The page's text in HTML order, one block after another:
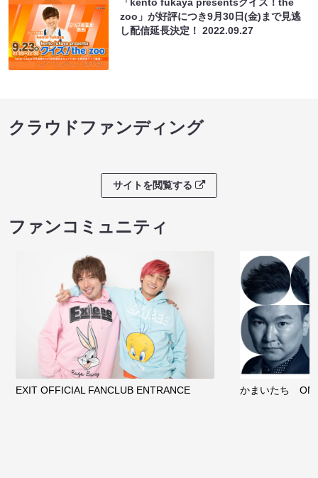
zoo」が好評につき9月30日(金)まで見逃
し配信延長決定！2022.09.27
クラウドファンディング
サイトを閲覧する
ファンコミュニティ
EXIT OFFICIAL FANCLUB ENTRANCE かまいたち